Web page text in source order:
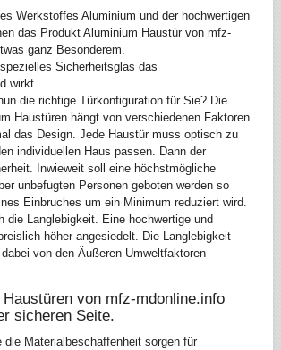
Werkstoffes Aluminium und der hochwertigen
das Produkt Aluminium Haustür von mfz-
ganz Besonderem.
Sicherheitsglas das
wirkt.
die richtige Türkonfiguration für Sie? Die
Haustüren hängt von verschiedenen Faktoren
das Design. Jede Haustür muss optisch zu
individuellen Haus passen. Dann der
Inwieweit soll eine höchstmögliche
unbefugten Personen geboten werden so
Einbruches um ein Minimum reduziert wird.
die Langlebigkeit. Eine hochwertige und
höher angesiedelt. Die Langlebigkeit
von den Äußeren Umweltfaktoren
von mfz-mdonline.info
sicheren Seite.
die Materialbeschaffenheit sorgen für